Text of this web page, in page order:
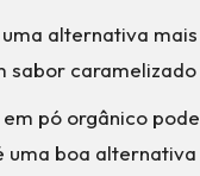
alternativa
pó orgânico
uma boa